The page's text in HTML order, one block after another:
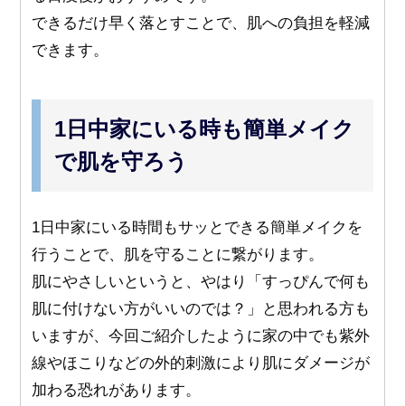
できるだけ早く落とすことで、肌への負担を軽減
できます。
1日中家にいる時も簡単メイク
で肌を守ろう
1日中家にいる時間もサッとできる簡単メイクを
行うことで、肌を守ることに繋がります。
肌にやさしいというと、やはり「すっぴんで何も
肌に付けない方がいいのでは？」と思われる方も
いますが、今回ご紹介したように家の中でも紫外
線やほこりなどの外的刺激により肌にダメージが
加わる恐れがあります。